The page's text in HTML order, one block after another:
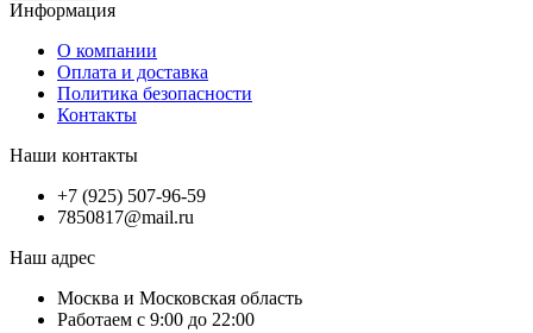
Информация
О компании
Оплата и доставка
Политика безопасности
Контакты
Наши контакты
+7 (925) 507-96-59
7850817@mail.ru
Наш адрес
Москва и Московская область
Работаем с 9:00 до 22:00